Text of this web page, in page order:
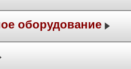
оборудование